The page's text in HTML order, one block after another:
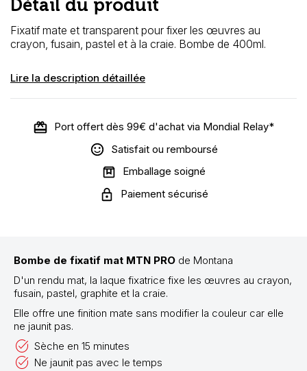
Détail du produit
Fixatif mate et transparent pour fixer les œuvres au
crayon, fusain, pastel et à la craie. Bombe de 400ml.
Lire la description détaillée
Port offert dès 99€ d'achat via Mondial Relay*
Satisfait ou remboursé
Emballage soigné
Paiement sécurisé
Bombe de fixatif mat MTN PRO de Montana
D'un rendu mat, la laque fixatrice fixe les œuvres au crayon,
fusain, pastel, graphite et la craie.
Elle offre une finition mate sans modifier la couleur car elle
ne jaunit pas.
Sèche en 15 minutes
Ne jaunit pas avec le temps